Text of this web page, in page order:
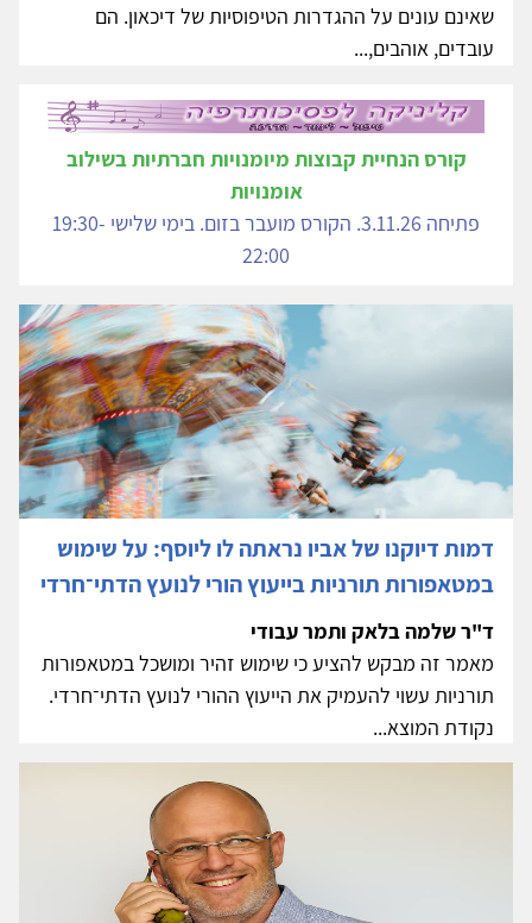
שאינם עונים על ההגדרות הטיפוסיות של דיכאון. הם
עובדים, אוהבים,...
קורס הנחיית קבוצות מיומנויות חברתיות בשילוב
אומנויות
פתיחה 3.11.26. הקורס מועבר בזום. בימי שלישי 19:30-
22:00
דמות דיוקנו של אביו נראתה לו ליוסף: על שימוש
במטאפורות תורניות בייעוץ הורי לנועץ הדתי־חרדי
ד"ר שלמה בלאק ותמר עבודי
מאמר זה מבקש להציע כי שימוש זהיר ומושכל במטאפורות
תורניות עשוי להעמיק את הייעוץ ההורי לנועץ הדתי־חרדי.
נקודת המוצא...